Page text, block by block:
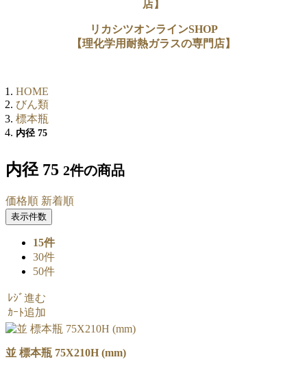
店】
リカシツオンラインSHOP
【理化学用耐熱ガラスの専門店】
HOME
びん類
標本瓶
内径 75
内径 75 2件の商品
価格順 新着順
表示件数
15件
30件
50件
ﾚｼﾞ進む
ｶｰﾄ追加
並 標本瓶 75X210H (mm)